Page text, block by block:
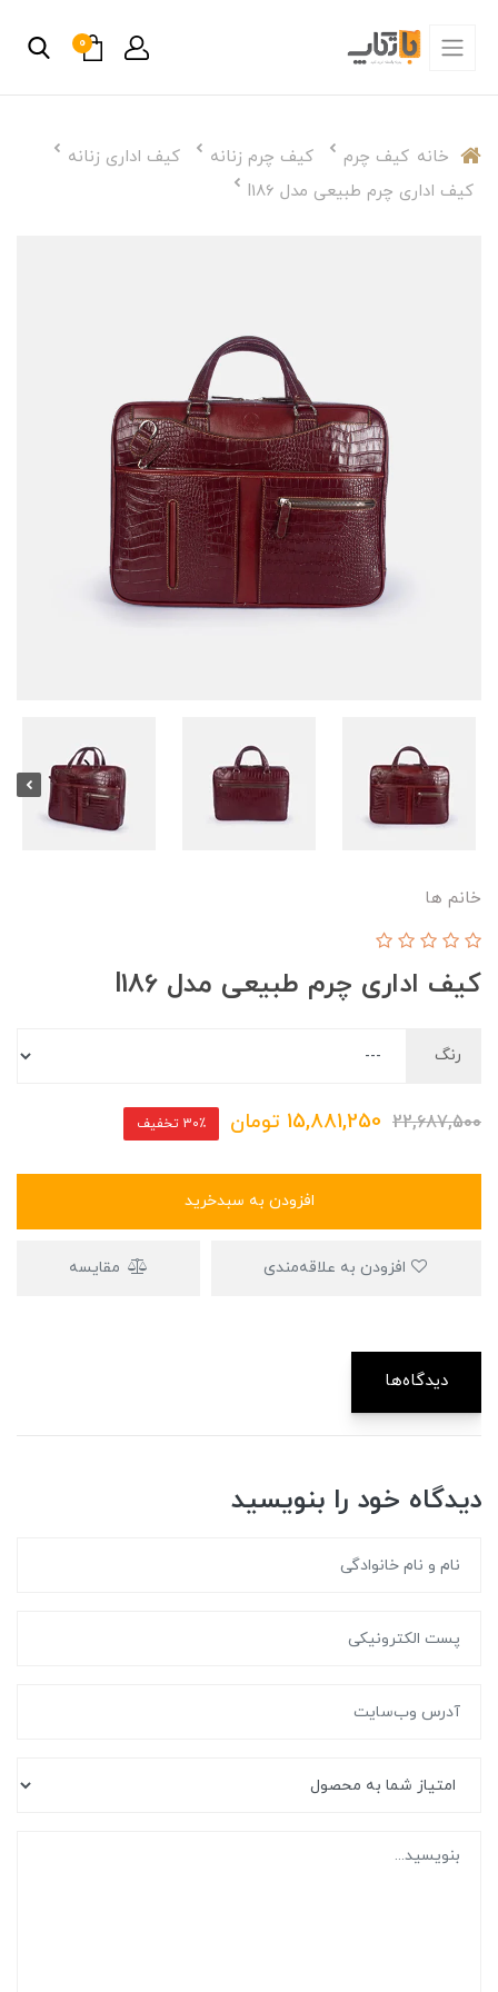
0
خانه کیف چرم کیف چرم زنانه
کیف اداری زنانه
کیف اداری چرم طبیعی مدل l186
خانم ها
کیف اداری چرم طبیعی مدل l186
رنگ
22,687,500
15,881,250 تومان 30٪ تخفیف
افزودن به سبدخرید
مقایسه
دیدگاه‌ها
دیدگاه خود را بنویسید